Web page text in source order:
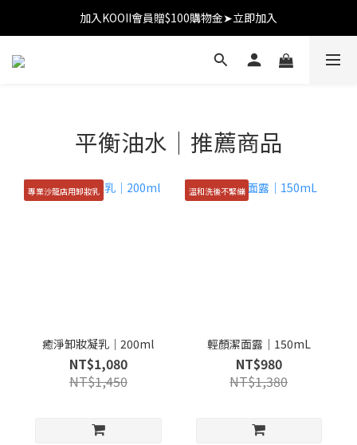
加入KOOII會員贈$100購物金➤立即加入
加入KOOII會員贈$100購物金➤立即加入
全館$3,000免運
平衡油水｜推薦商品
專業沙龍店用卸妝乳
癒淨卸妝凝乳｜200ml
NT$1,080
NT$1,450
溫和洗後不緊繃
輕顏潔面露｜150mL
NT$980
NT$1,380